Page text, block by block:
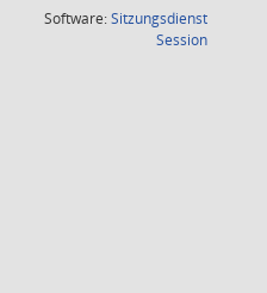
Software:Sitzungsdienst
Session(Wird in